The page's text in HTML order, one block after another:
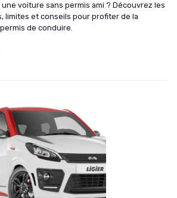
voiture sans permis ami ? Découvrez les
limites et conseils pour profiter de la
de conduire.